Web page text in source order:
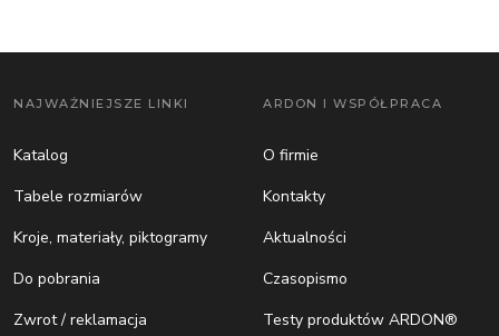
NAJWAŻNIEJSZE LINKI
Katalog
Tabele rozmiarów
Kroje, materiały, piktogramy
Do pobrania
Zwrot / reklamacja
ARDON I WSPÓŁPRACA
O firmie
Kontakty
Aktualności
Czasopismo
Testy produktów ARDON®